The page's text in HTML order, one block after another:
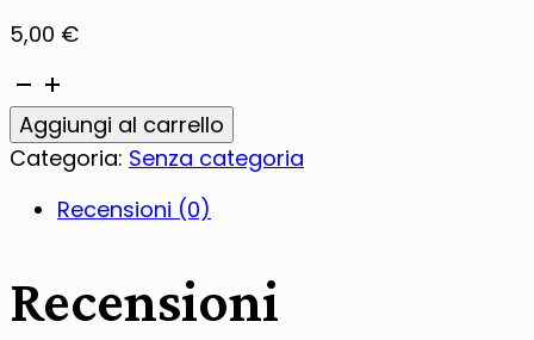
5,00 €
Laboratorio
pratico
di
beta-
reading.
ricevere
feedback
Aggiungi al carrello
Categoria: Senza categoria
Recensioni (0)
Recensioni